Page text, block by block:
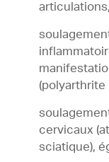
articulations,
(polyarthrite
cervicaux
sciatique),